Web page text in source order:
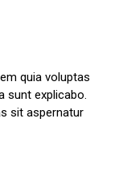
quia voluptas
sunt explicabo.
sit aspernatur